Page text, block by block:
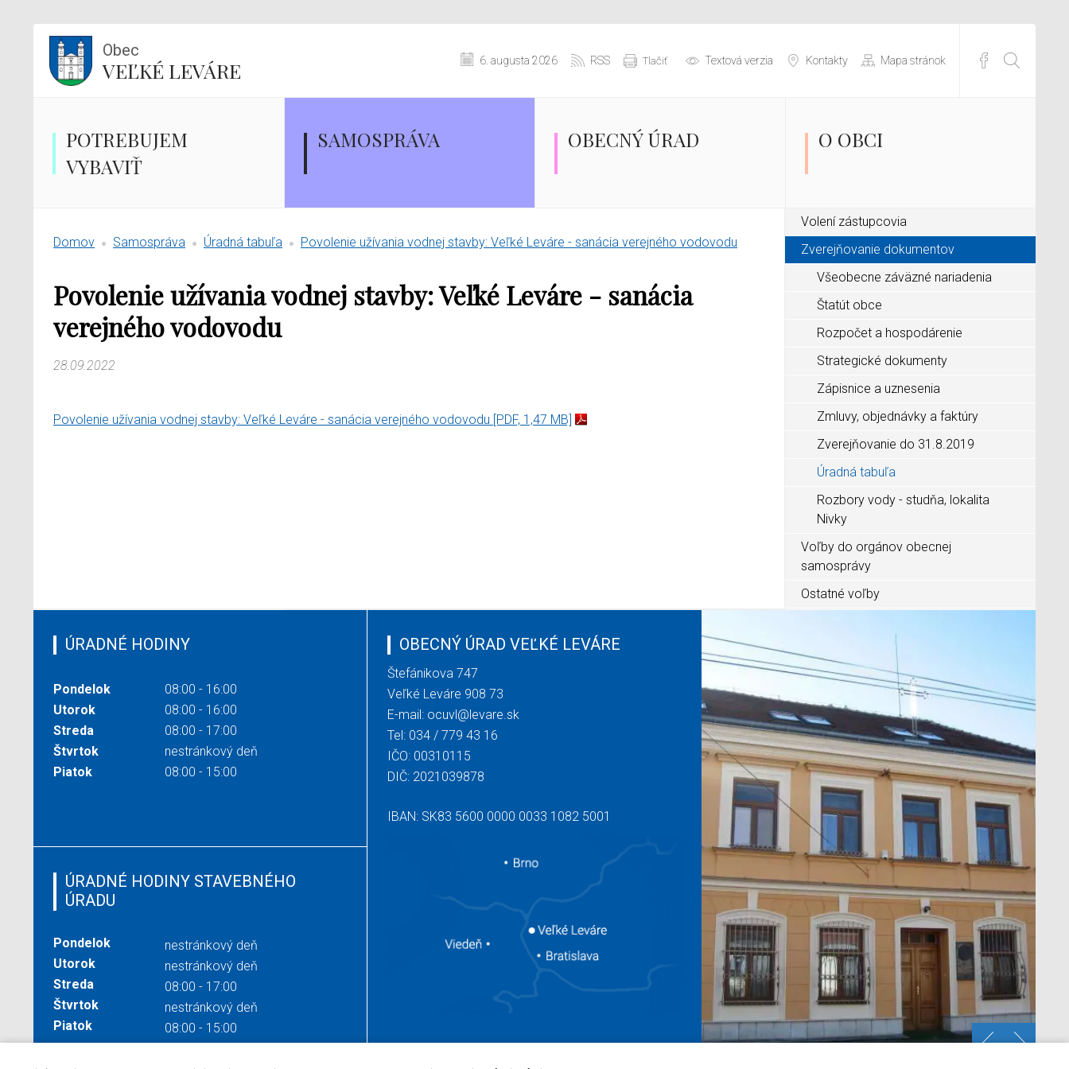
Obec
VEĽKÉ LEVÁRE 6. augusta 2026 RSS Tlačiť Textová verzia Kontakty Mapa stránok
POTREBUJEM
VYBAVIŤ
SAMOSPRÁVA OBECNÝ ÚRAD O OBCI
Domov Samospráva Úradná tabuľa Povolenie užívania vodnej stavby: Veľké Leváre - sanácia verejného vodovodu
Povolenie užívania vodnej stavby: Veľké Leváre - sanácia
verejného vodovodu
28.09.2022
Povolenie užívania vodnej stavby: Veľké Leváre - sanácia verejného vodovodu [PDF, 1,47 MB]
Volení zástupcovia
Zverejňovanie dokumentov
Všeobecne záväzné nariadenia
Štatút obce
Rozpočet a hospodárenie
Strategické dokumenty
Zápisnice a uznesenia
Zmluvy, objednávky a faktúry
Zverejňovanie do 31.8.2019
Úradná tabuľa
Rozbory vody - studňa, lokalita
Nivky
Voľby do orgánov obecnej
samosprávy
Ostatné voľby
ÚRADNÉ HODINY
Pondelok
08:00 - 16:00
Utorok
08:00 - 16:00
Streda
08:00 - 17:00
Štvrtok
nestránkový deň
Piatok
08:00 - 15:00
ÚRADNÉ HODINY STAVEBNÉHO
ÚRADU
Pondelok
nestránkový deň
Utorok
nestránkový deň
Streda
08:00 - 17:00
Štvrtok
nestránkový deň
Piatok
08:00 - 15:00
OBECNÝ ÚRAD VEĽKÉ LEVÁRE
Štefánikova 747
Veľké Leváre 908 73
E-mail: ocuvl@levare.sk
Tel: 034 / 779 43 16
IČO: 00310115
DIČ: 2021039878
IBAN: SK83 5600 0000 0033 1082 5001